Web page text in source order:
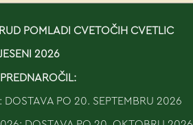
POMLADI CVETOČIH CVETLIC
2026
PO 20. SEPTEMBRU 2026